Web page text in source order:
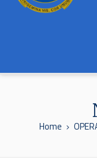
Home